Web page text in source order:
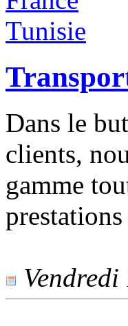
Dans le
clients,
gamme